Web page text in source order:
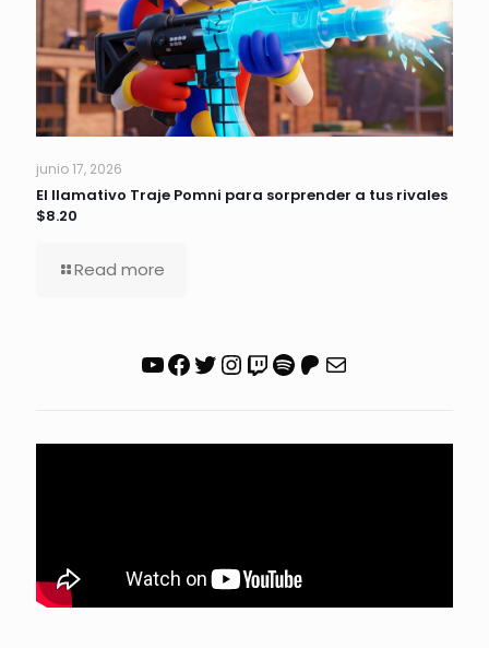
junio 17, 2026
El llamativo Traje Pomni para sorprender a tus rivales
$8.20
Read more
YouTube
Facebook
Twitter
Instagram
Twitch
Spotify
Patreon
Correo electrónico